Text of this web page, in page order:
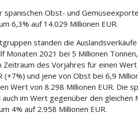
spanischen Obst- und
6,3% auf 14.029 Millionen EUR.
standen die
Monaten 2021 bei 5 Millionen
Zeitraum des Vorjahres für einen
(+7%) und jene von Obst bei 6,9
Wert von 8.298 Millionen EUR. Die
im Wert gegenüber den gleichen
4% auf 2.958 Millionen EUR.